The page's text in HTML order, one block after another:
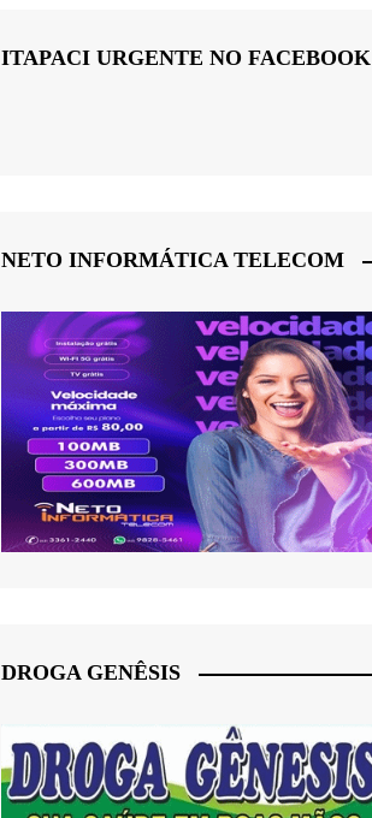
ITAPACI URGENTE NO FACEBOOK
NETO INFORMÁTICA TELECOM
DROGA GENÊSIS